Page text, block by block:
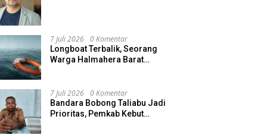
7 Juli 2026 0 Komentar
Longboat Terbalik, Seorang
Warga Halmahera Barat
7 Juli 2026 0 Komentar
Bandara Bobong Taliabu Jadi
Prioritas, Pemkab Kebut